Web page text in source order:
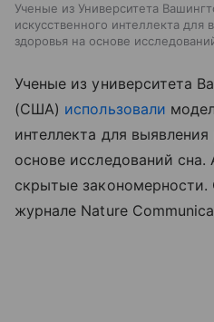
Ученые из Университета
искусственного интеллекта для
здоровья на основе
Ученые из университета
(США) использовали
интеллекта для
основе исследований
скрытые закономерности.
журнале Nature